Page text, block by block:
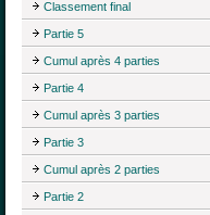
Classement final
Partie 5
Cumul après 4 parties
Partie 4
Cumul après 3 parties
Partie 3
Cumul après 2 parties
Partie 2